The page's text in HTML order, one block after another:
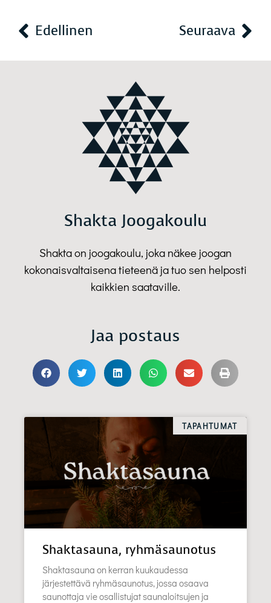
Edellinen Seuraava
Shakta Joogakoulu
Shakta on joogakoulu, joka näkee joogan
kokonaisvaltaisena tieteenä ja tuo sen helposti
kaikkien saataville.
Jaa postaus
TAPAHTUMAT
Shaktasauna, ryhmäsaunotus
Shaktasauna on kerran kuukaudessa
järjestettävä ryhmäsaunotus, jossa osaava
saunottaja vie osallistujat saunaloitsujen ja